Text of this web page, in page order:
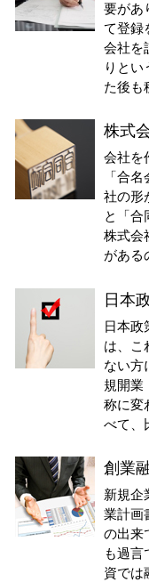
要があ
て登録
会社を
りとい
た後も
株式
会社を
「合
社の形
と「合
株式会
がある
日本
日本政
は、こ
ない方
規開業
称に変
べて、
創業
新規企
業計画
の出来
も過言
資では